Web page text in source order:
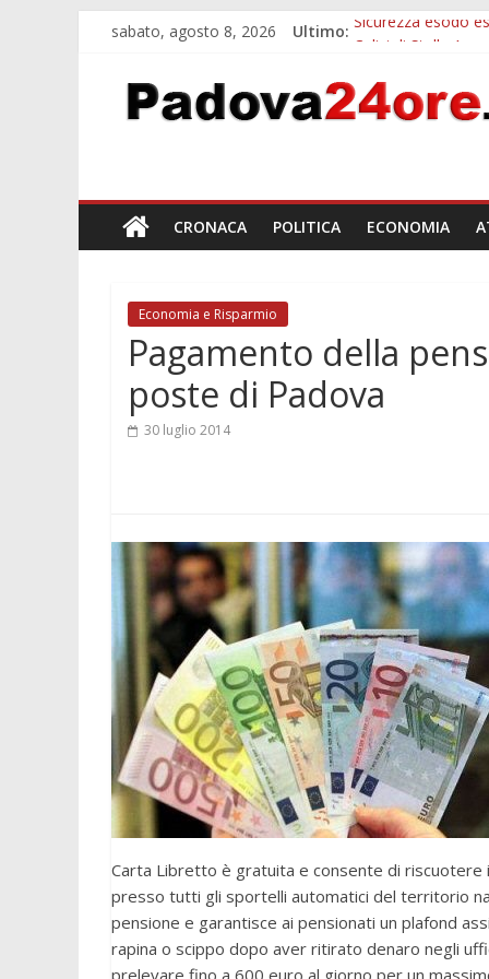
sabato, agosto 8, 2026 Ultimo: Sicurezza esodo
Notizie di
Notizie di Padova
Bando sicurezza
CRONACA POLITICA ECONOMIA
Economia e Risparmio
Pagamento della
poste di Padova
30 luglio 2014
Carta Libretto è gratuita e consente di riscuotere
presso tutti gli sportelli automatici del territorio
pensione e garantisce ai pensionati un plafond
rapina o scippo dopo aver ritirato denaro negli
prelevare fino a 600 euro al giorno per un